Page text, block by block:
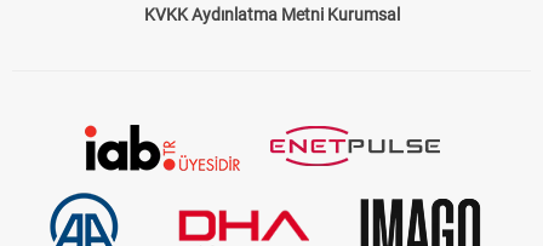
KVKK Aydınlatma Metni Kurumsal